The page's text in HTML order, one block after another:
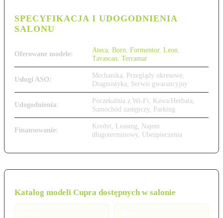
SPECYFIKACJA I UDOGODNIENIA
SALONU
Oferowane modele: Ateca Born Formentor, Leon
Tavascan Terramar
Usługi ASO:
Mechanika, Przeglądy okresowe,
Diagnostyka, Serwis gwarancyjny
Udogodnienia:
Poczekalnia z Wi-Fi, Kawa/Herbata,
Samochód zastępczy, Parking
Finansowanie:
Kredyt, Leasing, Najem
długoterminowy, Ubezpieczenia
Katalog modeli Cupra dostępnych w salonie